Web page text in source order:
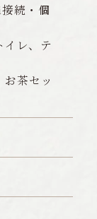
続・個
イレ、テ
茶セッ